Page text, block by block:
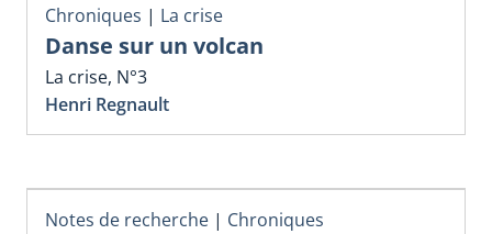
Chroniques | La crise
Danse sur un volcan
La crise, N°3
Henri Regnault
Notes de recherche | Chroniques